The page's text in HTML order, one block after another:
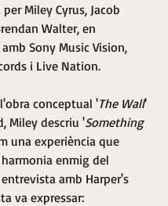
Miley Cyrus, Jacob
Walter, en
Sony Music Vision,
i Live Nation.​
conceptual 'The Wall'
Miley descriu 'Something
una experiència que
enmig del
entrevista amb Harper's
va expressar: